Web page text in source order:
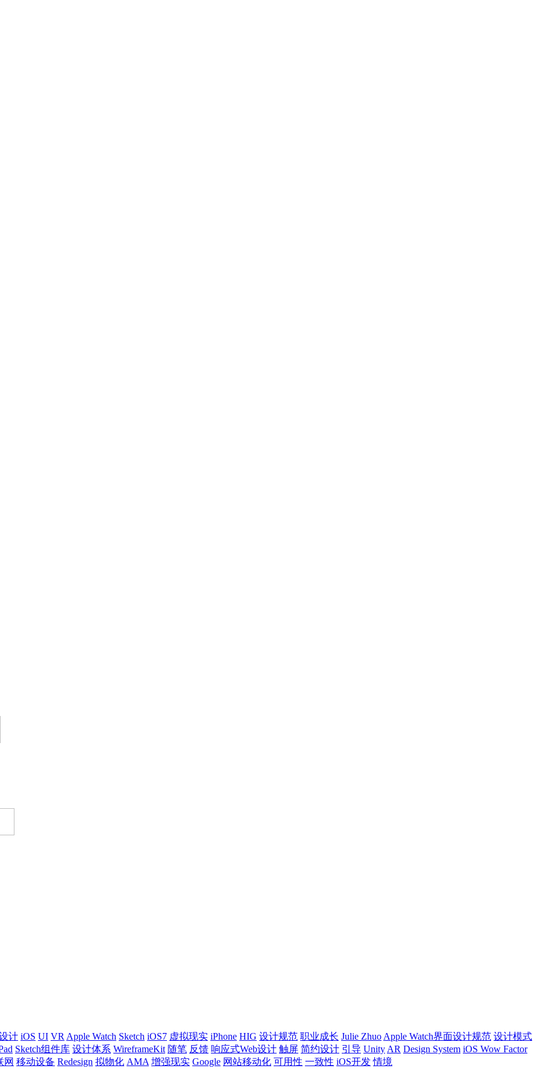
计 iOS UI VR Apple Watch Sketch iOS7 虚拟现实 iPhone HIG 设计规范 职业成长 Julie Zhuo Apple Watch界面设计规范 设计模式
Sketch组件库 设计体系 WireframeKit 随笔 反馈 响应式Web设计 触屏 简约设计 引导 Unity AR Design System iOS Wow Factor
网 移动设备 Redesign 拟物化 AMA 增强现实 Google 网站移动化 可用性 一致性 iOS开发 情境